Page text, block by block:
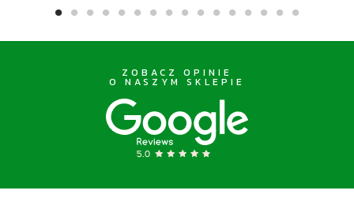
ZOBACZ OPINIE
O NASZYM SKLEPIE